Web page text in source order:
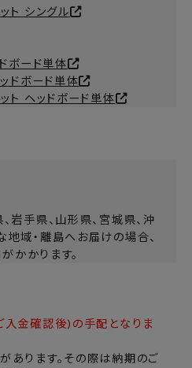
ト シングル
ボード単体
ドボード単体
ト ヘッドボード単体
岩手県、山形県、宮城県、沖
域・離島へお届けの場合、
かります。
金確認後)の手配となりま
あります。その際は納期のご